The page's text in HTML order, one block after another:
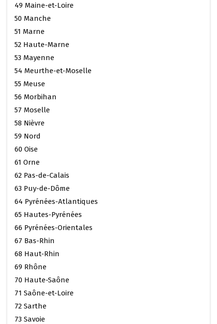
49 Maine-et-Loire
50 Manche
51 Marne
52 Haute-Marne
53 Mayenne
54 Meurthe-et-Moselle
55 Meuse
56 Morbihan
57 Moselle
58 Nièvre
59 Nord
60 Oise
61 Orne
62 Pas-de-Calais
63 Puy-de-Dôme
64 Pyrénées-Atlantiques
65 Hautes-Pyrénées
66 Pyrénées-Orientales
67 Bas-Rhin
68 Haut-Rhin
69 Rhône
70 Haute-Saône
71 Saône-et-Loire
72 Sarthe
73 Savoie